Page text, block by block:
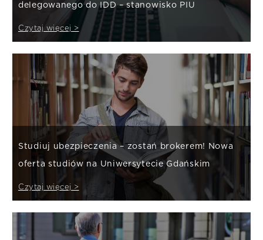
delegowanego do IDD – stanowisko PIU
Czytaj więcej >
Studiuj ubezpieczenia – zostań brokerem! Nowa
oferta studiów na Uniwersytecie Gdańskim
Czytaj więcej >